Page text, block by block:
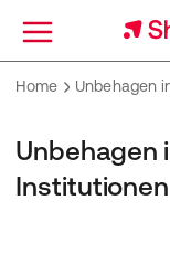
Menü
Home Unbehagen
Unbehagen
Institutionen